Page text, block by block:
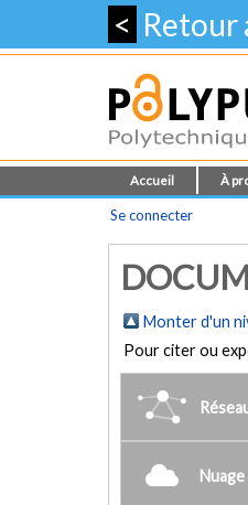
< Retour
Accueil À
Se connecter
Monter d'un
Pour citer ou